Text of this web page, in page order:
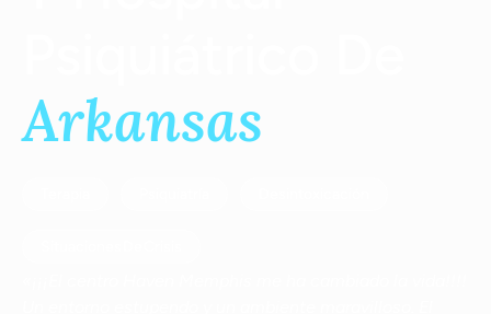
Arkansas
supervisión médica las 24 horas del día, los 7 días de la
semana, durante todo el proceso de desintoxicación bajo